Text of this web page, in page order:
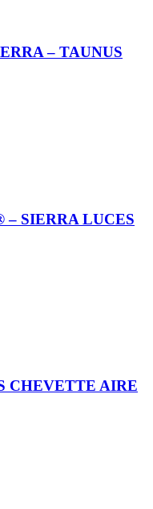
– TAUNUS
– SIERRA LUCES
CHEVETTE AIRE